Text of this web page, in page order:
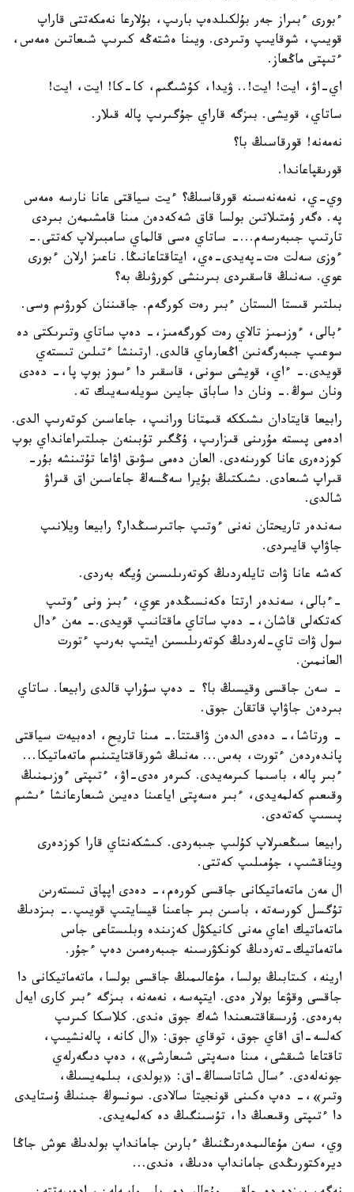
ءبورى ءبىراز جەر بۇلكىلدەپ بارىپ، بۇلارعا نەمكەتتى قاراپ
قويىپ، شوقايىپ وتىردى. ويىنا ەشتەڭە كىرىپ شىعاتىن ەمەس،
ءتىپتى ماڭعاز.
اي-اۋ، ايت! ايت!.. ۋيدا، كۇشىگىم، كا-كا! ايت، ايت!
ساتاي، قويشى. بىزگە قاراي جۇگىرىپ پالە قىلار.
نەمەنە! قورقاسىڭ با؟
قورىقپاعاندا.
وي-ي، نەمەنەسىنە قورقاسىڭ؟ ءيت سياقتى عانا نارسە ەمەس
پە. ەگەر ۇمتىلاتىن بولسا قاق شەكەدەن مىنا قامشىمەن بىردى
تارتىپ جىبەرسەم...- ساتاي ەسى قالماي سامبىرلاپ كەتتى.-
ءوزى سەلت ەت-پەيدى-ەي، ايتاقتاعانىڭا. ناعىز ارلان ءبورى
عوي. سەنىڭ قاسقىردى بىرىنشى كورۋىڭ بە؟
بىلتىر قىستا الىستان ءبىر رەت كورگەم. جاقىننان كورۋىم وسى.
ءبالى، ءوزىمىز تالاي رەت كورگەمىز،- دەپ ساتاي وتىرىكتى دە
سوعىپ جىبەرگەنىن اڭعارماي قالدى. ارتىنشا ءتىلىن تىستەي
قويدى.- ءاي، قويشى سونى، قاسقىر دا ءسوز بوپ پا،- دەدى
ونان سوڭ.- ونان دا ساباق جايىن سويلەسەيىك تە.
رابيعا قايتادان ىشىككە قىمتانا ورانىپ، جاعاسىن كوتەرىپ الدى.
ادەمى پىستە مۇرىنى قىزارىپ، ۇڭگىر تۇبىنەن جىلتىراعانداي بوپ
كوزدەرى عانا كورىنەدى. العان دەمى سۋىق اۋاعا تۇتىنشە بۇر-
قىراپ شىعادى. ىشىكتىڭ بۇيرا سەڭسەڭ جاعاسىن اق قىراۋ
شالدى.
سەندەر تاريحتان نەنى ءوتىپ جاتىرسىڭدار؟ رابيعا ويلانىپ
جاۋاپ قايىردى.
كەشە عانا ۋات تايلەردىڭ كوتەرىلىسىن ۇيگە بەردى.
-ءبالى، سەندەر ارتتا ەكەنسىڭدەر عوي، ءبىز ونى ءوتىپ
كەتكەلى قاشان،- دەپ ساتاي ماقتانىپ قويدى.- مەن ءدال
سول ۋات تاي-لەردىڭ كوتەرىلىسىن ايتىپ بەرىپ ءتورت
العانمىن.
- سەن جاقسى وقيسىڭ با؟ - دەپ سۇراپ قالدى رابيعا. ساتاي
بىردەن جاۋاپ قاتقان جوق.
- ورتاشا،- دەدى الدەن ۋاقىتتا.- مىنا تاريح، ادەبيەت سياقتى
پاندەردەن ءتورت، بەس... مەنىڭ شورقاقتايتىنىم ماتەماتيكا...
ءبىر پالە، باسىما كىرمەيدى. كىرەر ەدى-اۋ، ءتىپتى ءوزىمنىڭ
وقىعىم كەلمەيدى، ءبىر ەسەپتى اياعىنا دەيىن شىعارعانشا ءىشىم
پىسىپ كەتەدى.
رابيعا سىڭعىرلاپ كۇلىپ جىبەردى. كىشكەنتاي قارا كوزدەرى
ويناقشىپ، جۇمىلىپ كەتتى.
ال مەن ماتەماتيكانى جاقسى كورەم،- دەدى اپپاق تىستەرىن
تۇگسل كورسەتە، باسىن بىر جاعىنا قيسايتىپ قويىپ.- بىزدىڭ
ماتەماتيك اعاي مەنى كانيكۋل كەزىندە وبلىستاعى جاس
ماتەماتيك-تەردىڭ كونكۋرسىنە جىبەرەمىن دەپ ءجۇر.
ارينە، كىتابىڭ بولسا، مۇعالىمىڭ جاقسى بولسا، ماتەماتيكانى دا
جاقسى وقۋعا بولار ەدى. ايتپەسە، نەمەنە، بىزگە ءبىر كارى ايەل
بەرەدى. ۇرىسقاقتىعىندا شەك جوق ەندى. كلاسكا كىرىپ
كەلسە-اق اقاي جوق، توقاي جوق: «ال كانە، پالەنشيىپ،
تاقتاعا شىقشى، مىنا ەسەپتى شىعارشى»، دەپ دىگەرلەي
جونەلەدى. ءسال شاتاسساڭ-اق: «بولدى، بىلمەيسىڭ،
وتىر»،- دەپ ەكىنى قونجيتا سالادى. سونسوڭ جىنىڭ ۇستايدى
دا ءتىپتى وقىعىڭ دا، تۇسىنگىڭ دە كەلمەيدى.
وي، سەن مۇعالىمدەرىڭنىڭ ءبارىن جامانداپ بولدىڭ عوش جاڭا
ديرەكتورىڭدى جامانداپ ەدىڭ، ەندى...